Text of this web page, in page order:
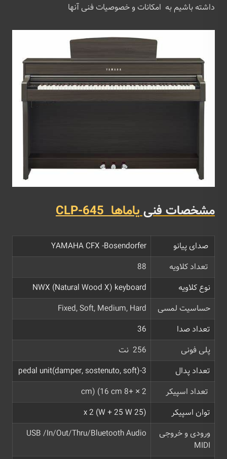
داشته باشیم به امکانات و خصوصیات فنی آنها
مشخصات فنییاماها CLP-645
صدای پیانو
YAMAHA CFX -Bosendorfer
تعداد کلاویه
88
نوع کلاویه
NWX (Natural Wood X) keyboard
حساسیت لمسی
Fixed, Soft, Medium, Hard
تعداد صدا
36
پلی فونی
256 نت
تعداد پدال
3-pedal unit(damper, sostenuto, soft)
تعداد اسپیکر
2 × +8 cm) (16 cm
توان اسپیکر
(25 W + 25 W) x 2
ورودی و خروجی
MIDI
USB /In/Out/Thru/Bluetooth Audio